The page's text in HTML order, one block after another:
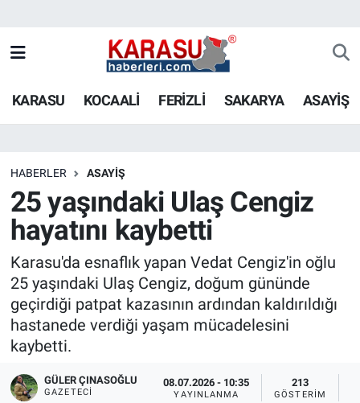
KARASU KOCAALİ FERİZLİ SAKARYA ASAYİŞ
HABERLER ASAYİŞ
25 yaşındaki Ulaş Cengiz
hayatını kaybetti
Karasu'da esnaflık yapan Vedat Cengiz'in oğlu
25 yaşındaki Ulaş Cengiz, doğum gününde
geçirdiği patpat kazasının ardından kaldırıldığı
hastanede verdiği yaşam mücadelesini
kaybetti.
GÜLER ÇINASOĞLU
GAZETECI
08.07.2026 - 10:35
YAYINLANMA
213
GÖSTERIM